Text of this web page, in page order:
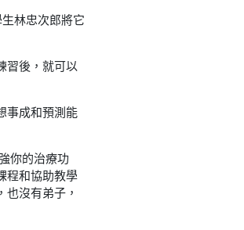
林忠次郎將它
習後，就可以
事成和預測能
你的治療功
程和協助教學
沒有弟子，